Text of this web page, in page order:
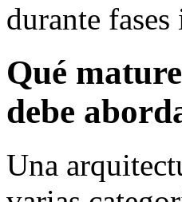
durante
Qué
debe
Una